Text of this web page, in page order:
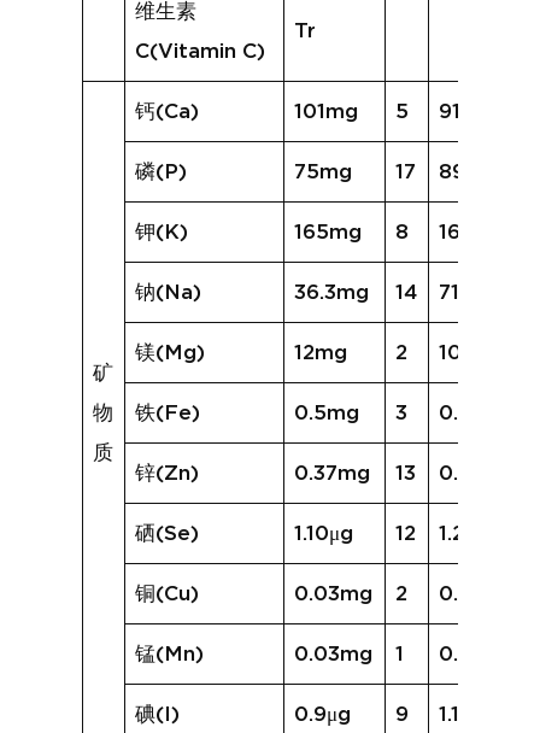
维生素
C(Vitamin C)
Tr
矿
物
质
钙(Ca) 101mg 5 91mg
磷(P) 75mg 17 89mg
钾(K) 165mg 8 168mg
钠(Na) 36.3mg 14 71.9mg
镁(Mg) 12mg 2 10mg
铁(Fe) 0.5mg 3 0.3mg
锌(Zn) 0.37mg 13 0.53mg
硒(Se) 1.10μg 12 1.24μg
铜(Cu) 0.03mg 2 0.01mg
锰(Mn) 0.03mg 1 0.01mg
碘(I) 0.9μg 9 1.1μg